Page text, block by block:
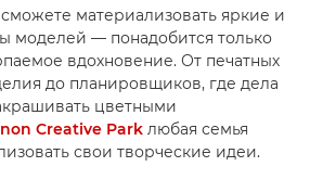
материализовать яркие и
моделей — понадобится только
вдохновение. От печатных
до планировщиков, где дела
цветными
Creative Park любая семья
свои творческие идеи.